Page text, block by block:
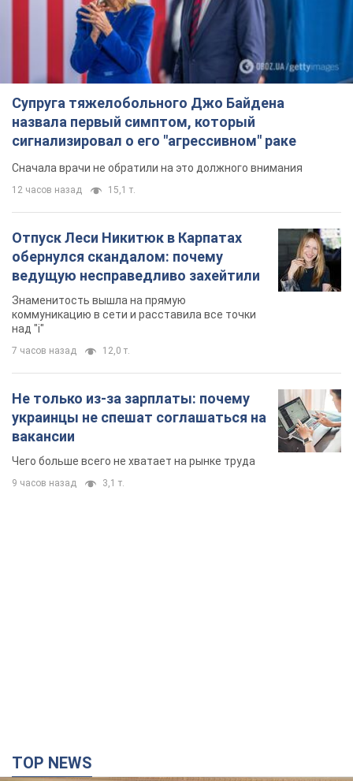
Супруга тяжелобольного Джо Байдена
назвала первый симптом, который
сигнализировал о его "агрессивном" раке
Сначала врачи не обратили на это должного внимания
12 часов назад 15,1 т.
Отпуск Леси Никитюк в Карпатах
обернулся скандалом: почему
ведущую несправедливо захейтили
Знаменитость вышла на прямую
коммуникацию в сети и расставила все точки
над "i"
7 часов назад 12,0 т.
Не только из-за зарплаты: почему
украинцы не спешат соглашаться на
вакансии
Чего больше всего не хватает на рынке труда
9 часов назад 3,1 т.
TOP NEWS